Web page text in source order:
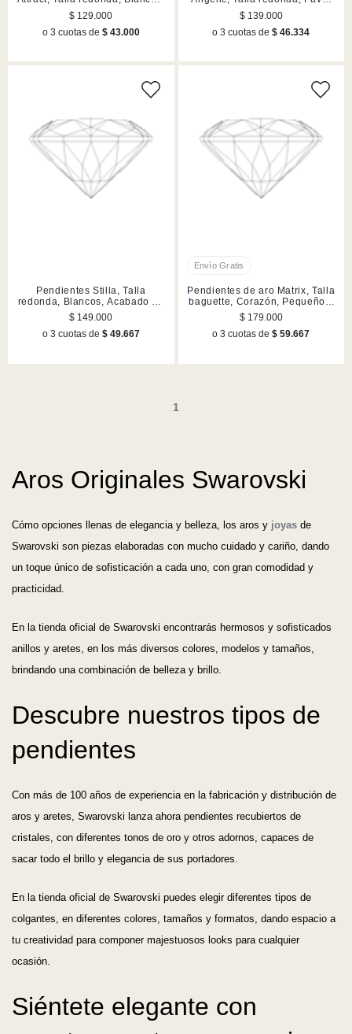
Acabado en rodio
$ 129.000
o 3 cuotas de $ 43.000
Blancos, Acabado en tono oro
rosa
$ 139.000
o 3 cuotas de$ 46.334
Pendientes Stilla, Talla
redonda, Blancos, Acabado en
tono oro
$ 149.000
o 3 cuotas de $ 49.667
Pendientes de aro Matrix, Talla
baguette, Corazón, Pequeños,
Blancos, Acabado en rodio
$ 179.000
o 3 cuotas de$ 59.667
1
Aros Originales Swarovski
Cómo opciones llenas de elegancia y belleza, los aros y joyas de
Swarovski son piezas elaboradas con mucho cuidado y cariño, dando
un toque único de sofisticación a cada uno, con gran comodidad y
practicidad.
En la tienda oficial de Swarovski encontrarás hermosos y sofisticados
anillos y aretes, en los más diversos colores, modelos y tamaños,
brindando una combinación de belleza y brillo.
Descubre nuestros tipos de
pendientes
Con más de 100 años de experiencia en la fabricación y distribución de
aros y aretes, Swarovski lanza ahora pendientes recubiertos de
cristales, con diferentes tonos de oro y otros adornos, capaces de
sacar todo el brillo y elegancia de sus portadores.
En la tienda oficial de Swarovski puedes elegir diferentes tipos de
colgantes, en diferentes colores, tamaños y formatos, dando espacio a
tu creatividad para componer majestuosos looks para cualquier
ocasión.
Siéntete elegante con